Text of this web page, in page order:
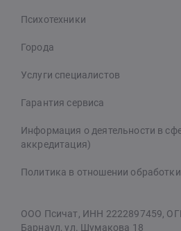
Психотехники
Города
Услуги специалистов
Гарантия сервиса
Информация о деятельности в
аккредитация)
Политика в отношении
ООО Псичат, ИНН 2222897459,
Барнаул, ул. Шумакова 18